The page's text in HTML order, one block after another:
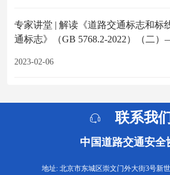
专家讲堂 | 解读《道路交通标志和标
通标志》（GB 5768.2-2022）（二
2023-02-06
联系我们
中国道路交通安全
地址: 北京市东城区崇文门外大街3号新